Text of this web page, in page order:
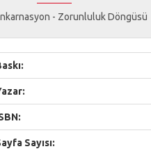
- Zorunluluk Döngüsü
Sayısı: